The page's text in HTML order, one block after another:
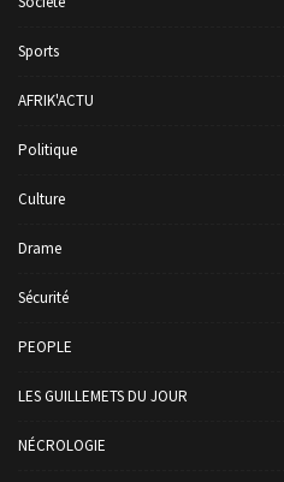
Sports
AFRIK'ACTU
Politique
Culture
Drame
Sécurité
PEOPLE
LES GUILLEMETS DU JOUR
NÉCROLOGIE